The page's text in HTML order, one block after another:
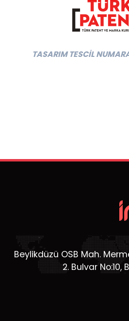
TASARIM TESCİL
Beylikdüzü OSB Mah.
2. Bulvar